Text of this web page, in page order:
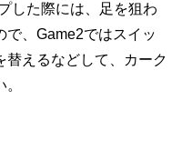
した際には、足を狙わ
で、Game2ではスイッ
替えるなどして、カーク